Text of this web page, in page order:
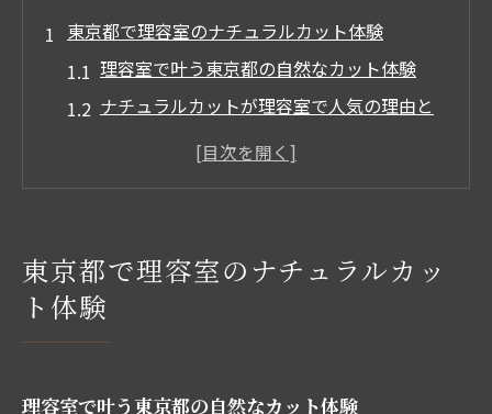
東京都で理容室のナチュラルカット体験
理容室で叶う東京都の自然なカット体験
ナチュラルカットが理容室で人気の理由と
ト
理容室で実感するナチュラルな仕上がりの
魅力
東京都で理容室のナチュラルカッ
ト体験
理容室で叶う東京都の自然なカット体験